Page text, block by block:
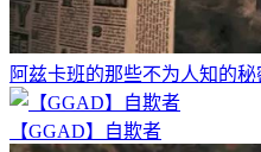
阿兹卡班的那些不为人知的秘
【GGAD】自欺者